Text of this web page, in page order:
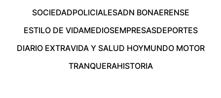
SOCIEDADPOLICIALESADN BONAERENSE
ESTILO DE VIDAMEDIOSEMPRESASDEPORTES
DIARIO EXTRAVIDA Y SALUD HOYMUNDO MOTOR
TRANQUERAHISTORIA